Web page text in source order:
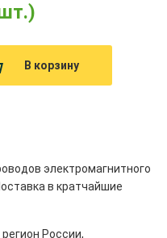
В корзину
электромагнитного
в кратчайшие
России,